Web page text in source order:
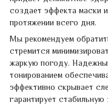
создает эффекта маски
протяжении всего дня.
Мы рекомендуем
стремится
жаркую погоду.
тонированием
эффективно скрывает
гарантирует